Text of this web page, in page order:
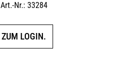
Art.-Nr.: 33284
ZUM LOGIN.